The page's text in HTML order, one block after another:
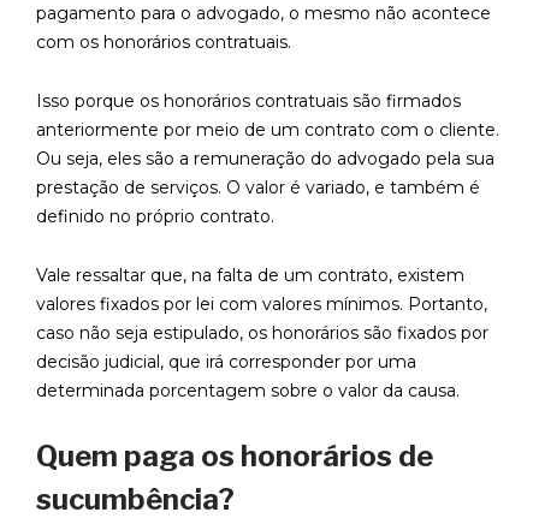
pagamento para o advogado, o mesmo não acontece
com os honorários contratuais.
Isso porque os honorários contratuais são firmados
anteriormente por meio de um contrato com o cliente.
Ou seja, eles são a remuneração do advogado pela sua
prestação de serviços. O valor é variado, e também é
definido no próprio contrato.
Vale ressaltar que, na falta de um contrato, existem
valores fixados por lei com valores mínimos. Portanto,
caso não seja estipulado, os honorários são fixados por
decisão judicial, que irá corresponder por uma
determinada porcentagem sobre o valor da causa.
Quem paga os honorários de
sucumbência?